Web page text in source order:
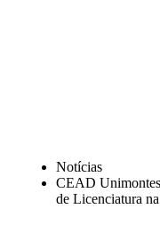
Notícias
CEAD Unimontes
de Licenciatura